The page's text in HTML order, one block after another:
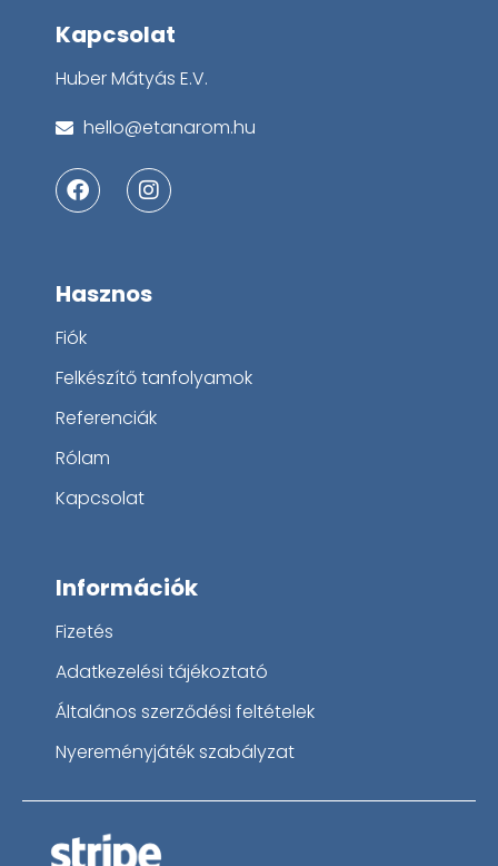
Kapcsolat
Huber Mátyás E.V.
hello@etanarom.hu
F
a
c
o
o
k
I
n
s
g
r
Hasznos
Fiók
Felkészítő tanfolyamok
Referenciák
Rólam
Kapcsolat
Információk
Fizetés
Adatkezelési tájékoztató
Általános szerződési feltételek
Nyereményjáték szabályzat